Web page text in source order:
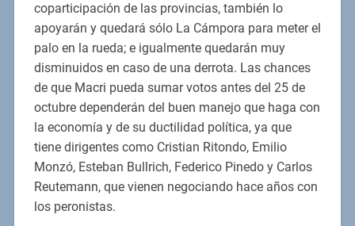
coparticipación de las provincias, también lo
apoyarán y quedará sólo La Cámpora para meter el
palo en la rueda; e igualmente quedarán muy
disminuidos en caso de una derrota. Las chances
de que Macri pueda sumar votos antes del 25 de
octubre dependerán del buen manejo que haga con
la economía y de su ductilidad política, ya que
tiene dirigentes como Cristian Ritondo, Emilio
Monzó, Esteban Bullrich, Federico Pinedo y Carlos
Reutemann, que vienen negociando hace años con
los peronistas.